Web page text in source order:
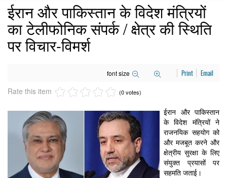
ईरान और पाकिस्तान के विदेश मंत्रियों
का टेलीफोनिक संपर्क / क्षेत्र की स्थिति
पर विचार-विमर्श
font size Print Email
Rate this item (0 votes)
ईरान और पाकिस्तान
के विदेश मंत्रियों ने
राजनयिक सहयोग को
और मजबूत करने और
क्षेत्रीय सुरक्षा के लिए
संयुक्त प्रयासों पर
सहमति जताई।